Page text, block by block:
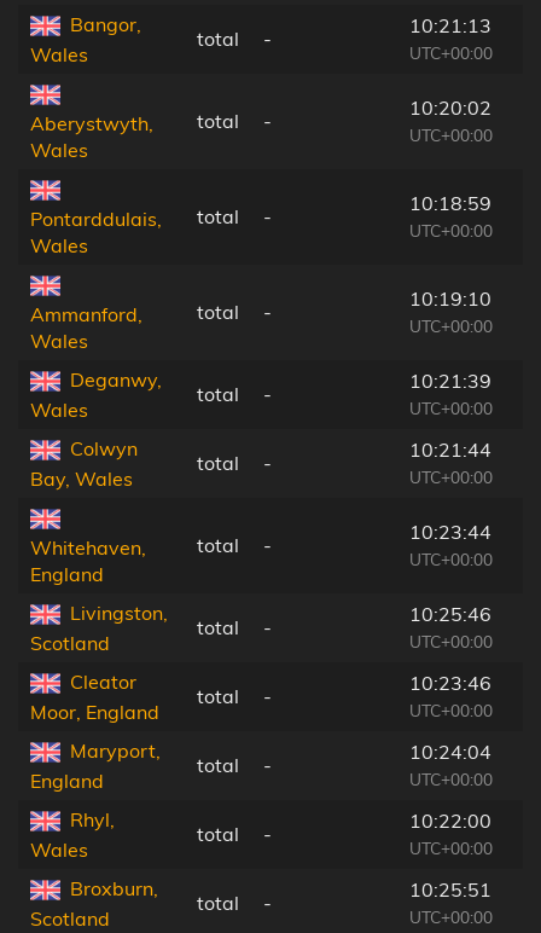
Bangor,
Wales
total -
10:21:13
UTC+00:00
Aberystwyth,
Wales
total -
10:20:02
UTC+00:00
Pontarddulais,
Wales
total -
10:18:59
UTC+00:00
Ammanford,
Wales
total -
10:19:10
UTC+00:00
Deganwy,
Wales
total -
10:21:39
UTC+00:00
Colwyn
Bay, Wales
total -
10:21:44
UTC+00:00
Whitehaven,
England
total -
10:23:44
UTC+00:00
Livingston,
Scotland
total -
10:25:46
UTC+00:00
Cleator
Moor, England
total -
10:23:46
UTC+00:00
Maryport,
England
total -
10:24:04
UTC+00:00
Rhyl,
Wales
total -
10:22:00
UTC+00:00
Broxburn,
Scotland
total -
10:25:51
UTC+00:00